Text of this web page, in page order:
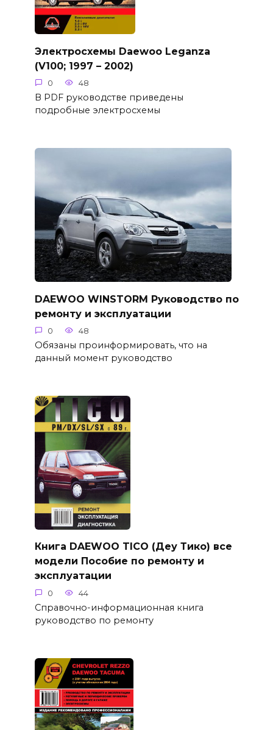
Электросхемы Daewoo Leganza
(V100; 1997 – 2002)
0 48
В PDF руководстве приведены
подробные электросхемы
DAEWOO WINSTORM Руководство по
ремонту и эксплуатации
0 48
Обязаны проинформировать, что на
данный момент руководство
Книга DAEWOO TICO (Деу Тико) все
модели Пособие по ремонту и
эксплуатации
0 44
Справочно-информационная книга
руководство по ремонту